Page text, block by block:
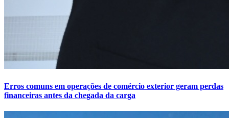
Erros comuns em operações de comércio exterior geram perdas
financeiras antes da chegada da carga